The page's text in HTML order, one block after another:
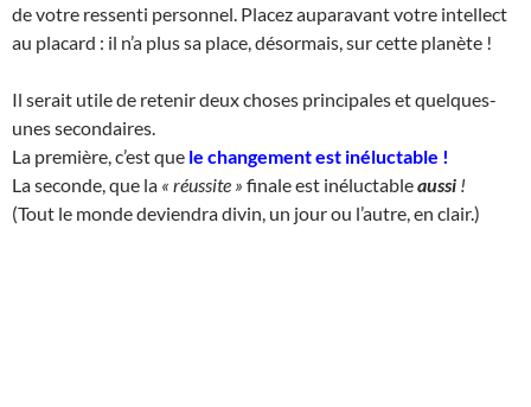
de votre ressenti personnel. Placez auparavant votre intellect
au placard : il n’a plus sa place, désormais, sur cette planète !
Il serait utile de retenir deux choses principales et quelques-
unes secondaires.
La première, c’est que le changement est inéluctable !
La seconde, que la « réussite » finale est inéluctableaussi !
(Tout le monde deviendra divin, un jour ou l’autre, en clair.)